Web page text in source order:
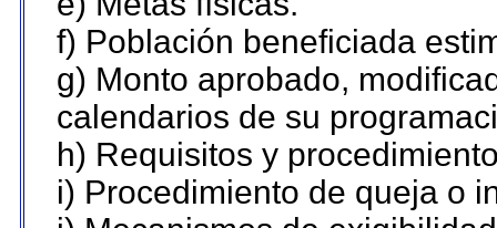
f) Población beneficiada
g) Monto aprobado,
calendarios de su
h) Requisitos y
i) Procedimiento de queja o